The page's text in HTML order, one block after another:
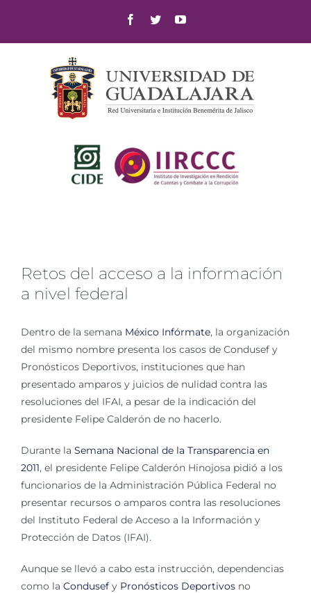
content
Facebook
TwitterYouTube
Retos del acceso a la información
a nivel federal
Dentro de la semana México Infórmate, la organización
del mismo nombre presenta los casos de Condusef y
Pronósticos Deportivos, instituciones que han
presentado amparos y juicios de nulidad contra las
resoluciones del IFAI, a pesar de la indicación del
presidente Felipe Calderón de no hacerlo.
Durante la Semana Nacional de la Transparencia en
2011, el presidente Felipe Calderón Hinojosa pidió a los
funcionarios de la Administración Pública Federal no
presentar recursos o amparos contra las resoluciones
del Instituto Federal de Acceso a la Información y
Protección de Datos (IFAI).
Aunque se llevó a cabo esta instrucción, dependencias
como la Condusef y Pronósticos Deportivos no